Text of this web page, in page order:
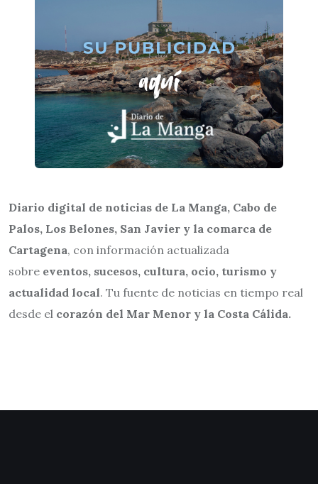
Diario digital de noticias de La Manga, Cabo de
Palos, Los Belones, San Javier y la comarca de
Cartagena, con información actualizada
sobre eventos, sucesos, cultura, ocio, turismo y
actualidad local. Tu fuente de noticias en tiempo real
desde el corazón del Mar Menor y la Costa Cálida.